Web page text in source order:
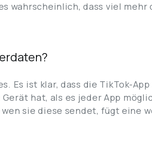
wahrscheinlich, dass viel
Es ist klar, dass die TikTok-
hat, als es jeder App
sie diese sendet, fügt eine